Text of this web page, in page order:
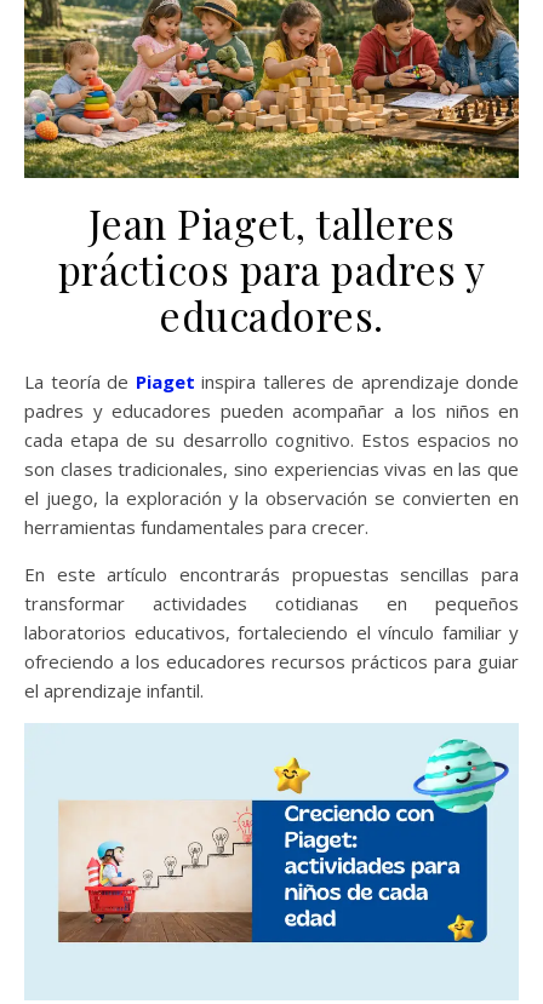
Jean Piaget, talleres
prácticos para padres y
educadores.
La teoría de Piaget inspira talleres de aprendizaje donde
padres y educadores pueden acompañar a los niños en
cada etapa de su desarrollo cognitivo. Estos espacios no
son clases tradicionales, sino experiencias vivas en las que
el juego, la exploración y la observación se convierten en
herramientas fundamentales para crecer.
En este artículo encontrarás propuestas sencillas para
transformar actividades cotidianas en pequeños
laboratorios educativos, fortaleciendo el vínculo familiar y
ofreciendo a los educadores recursos prácticos para guiar
el aprendizaje infantil.